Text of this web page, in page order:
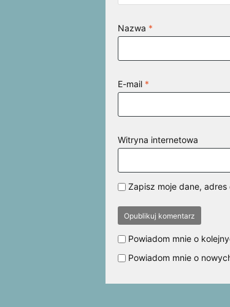
Nazwa *
E-mail *
Witryna internetowa
Zapisz moje dane,
Powiadom mnie o
Powiadom mnie o